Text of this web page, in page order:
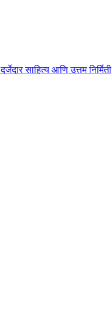
साहित्य आणि उत्तम निर्मिती